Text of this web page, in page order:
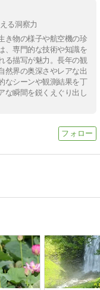
る洞察力
き物の様子や航空機の珍
、専門的な技術や知識を
る描写が魅力。長年の観
然界の奥深さやレアな出
なシーンや観測結果を丁
な瞬間を鋭くえぐり出し